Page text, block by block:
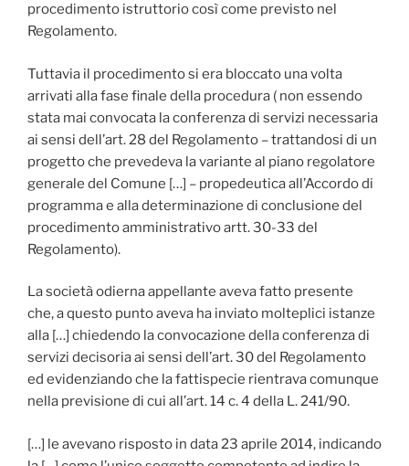
procedimento istruttorio così come previsto nel
Regolamento.
Tuttavia il procedimento si era bloccato una volta
arrivati alla fase finale della procedura ( non essendo
stata mai convocata la conferenza di servizi necessaria
ai sensi dell’art. 28 del Regolamento – trattandosi di un
progetto che prevedeva la variante al piano regolatore
generale del Comune […] – propedeutica all’Accordo di
programma e alla determinazione di conclusione del
procedimento amministrativo artt. 30-33 del
Regolamento).
La società odierna appellante aveva fatto presente
che, a questo punto aveva ha inviato molteplici istanze
alla […] chiedendo la convocazione della conferenza di
servizi decisoria ai sensi dell’art. 30 del Regolamento
ed evidenziando che la fattispecie rientrava comunque
nella previsione di cui all’art. 14 c. 4 della L. 241/90.
[…] le avevano risposto in data 23 aprile 2014, indicando